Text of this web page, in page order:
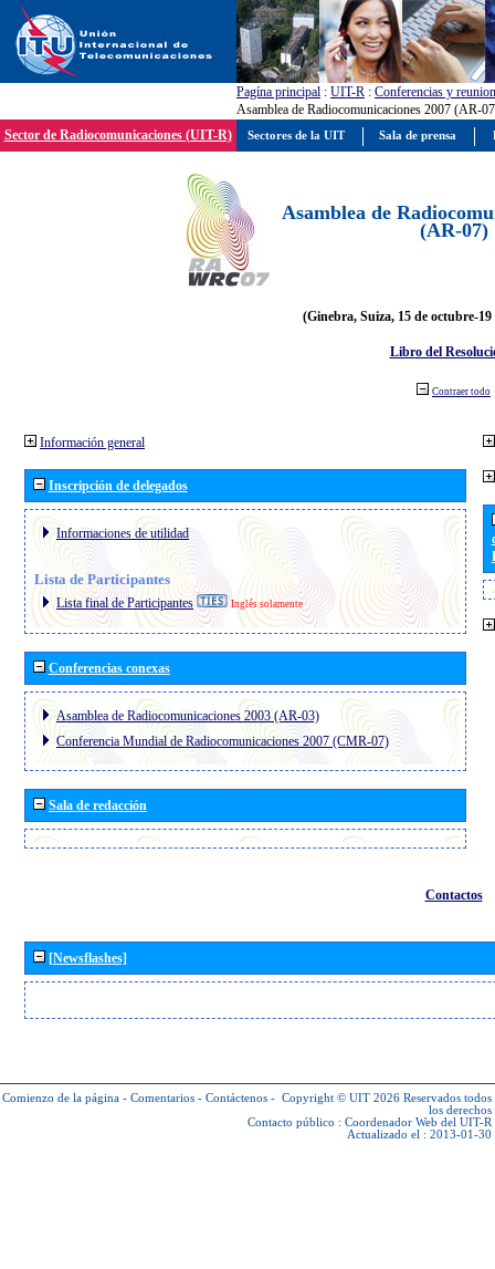
Pagína principal : UIT-R : Conferencias y
Asamblea de Radiocomunicaciones 2007 (AR-
Sector de Radiocomunicaciones (UIT-R)
Asamblea de
(AR-07)
(Ginebra, Suiza, 15 de octubre-19
Libro del
Contraer todo
Información general
Inscripción de delegados
Informaciones de utilidad
Lista de Participantes
Lista final de Participantes Inglés solamente
Conferencias conexas
Asamblea de Radiocomunicaciones 2003 (AR-03)
Conferencia Mundial de Radiocomunicaciones 2007 (CMR-07)
Sala de redacción
Contactos
[Newsflashes]
Comienzo de la página - Comentarios - Contáctenos - Copyright © UIT 2026 Reservados todos
los derechos
Contacto público : Coordenador Web del UIT-R
Actualizado el : 2013-01-30
Sectores de la UIT Sala de prensa